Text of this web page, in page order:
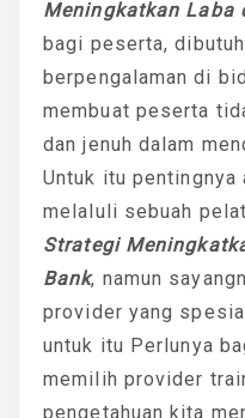
Meningkatkan Laba
bagi peserta,
berpengalaman di
membuat peserta
dan jenuh dalam
Untuk itu
melaluli sebuah
Strategi
Bank, namun
provider yang
untuk itu Perlunya
memilih provider
pengetahuan kita